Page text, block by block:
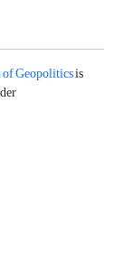
Geopoliticsis